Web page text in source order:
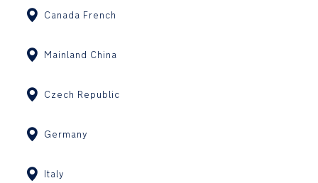
Canada French
Mainland China
Czech Republic
Germany
Italy